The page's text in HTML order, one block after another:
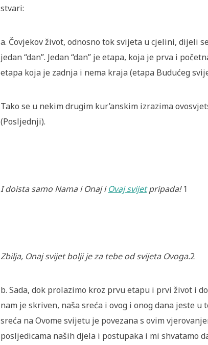
stvari:
a. Čovjekov život, odnosno tok svijeta u cjelini, dijeli
jedan “dan”. Jedan “dan” je etapa, koja je prva i
etapa koja je zadnja i nema kraja (etapa Budućeg
Tako se u nekim drugim kur’anskim izrazima
(Posljednji).
I doista samo Nama i Onaj iOvaj svijetpripada!1
Zbilja, Onaj svijet bolji je za tebe od svijeta Ovoga.2
b. Sada, dok prolazimo kroz prvu etapu i prvi život i
nam je skriven, naša sreća i ovog i onog dana jeste
sreća na Ovome svijetu je povezana s ovim
posljedicama naših djela i postupaka i mi shvatamo